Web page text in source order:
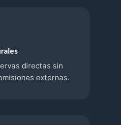
directas sin
externas.